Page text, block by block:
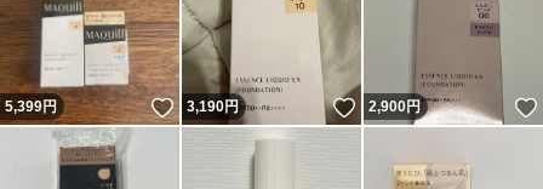
5,399円 いいね！
3,190円 いいね！
2,900円